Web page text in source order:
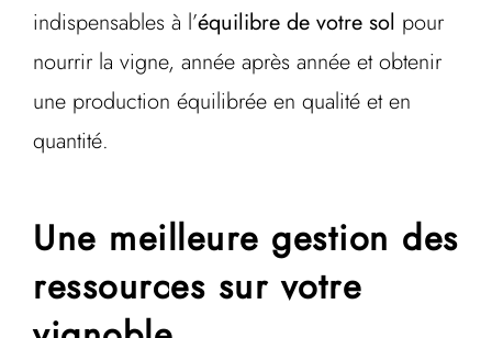
indispensables à l’équilibre de votre sol pour
nourrir la vigne, année après année et obtenir
une production équilibrée en qualité et en
quantité.
Une meilleure gestion des
ressources sur votre